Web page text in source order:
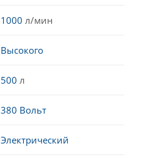
1000 л/мин
Высокого
500 л
380 Вольт
Электрический